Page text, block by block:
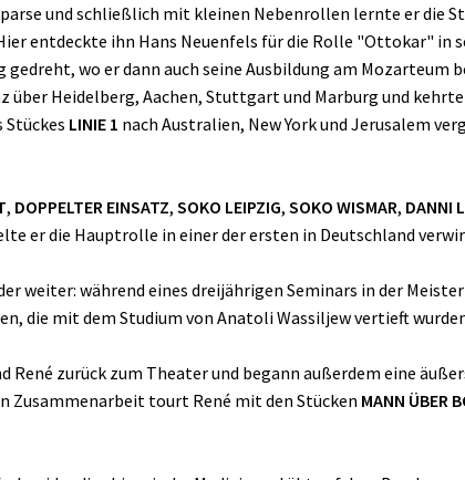
und schließlich mit kleinen Nebenrollen lernte er die
entdeckte ihn Hans Neuenfels für die Rolle "Ottokar" in
wo er dann auch seine Ausbildung am Mozarteum
über Heidelberg, Aachen, Stuttgart und Marburg und
Stückes LINIE 1 nach Australien, New York und Jerusalem
, DOPPELTER EINSATZ, SOKO LEIPZIG, SOKO WISMAR, DANNI
er die Hauptrolle in einer der ersten in Deutschland
weiter: während eines dreijährigen Seminars in der
die mit dem Studium von Anatoli Wassiljew vertieft
René zurück zum Theater und begann außerdem eine
Zusammenarbeit tourt René mit den Stücken MANN ÜBER